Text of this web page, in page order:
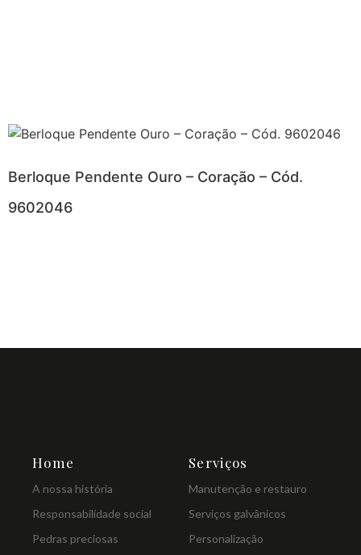
Berloque Pendente Ouro – Coração – Cód.
9602046
Home
A nossa história
Responsabilidade social
Pedras preciosas
Serviços
Manutenção e restauro
Serviços galvânicos
Personalização